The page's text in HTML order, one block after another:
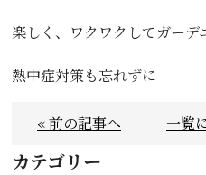
楽しく、ワクワクしてガーデ
熱中症対策も忘れずに
« 前の記事へ 一覧
カテゴリー